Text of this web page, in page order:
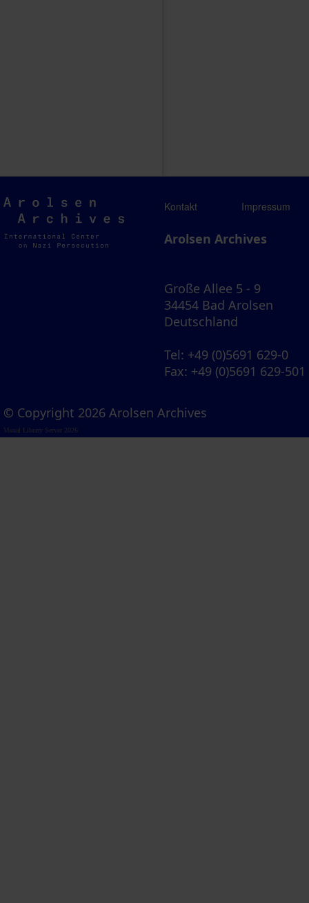
Arolsen
Archives
Kontakt Impressum
Arolsen Archives
Große Allee 5 - 9
34454 Bad Arolsen
Deutschland
Tel: +49 (0)5691 629-0
Fax: +49 (0)5691 629-501
© Copyright 2026 Arolsen Archives
Visual Library Server 2026